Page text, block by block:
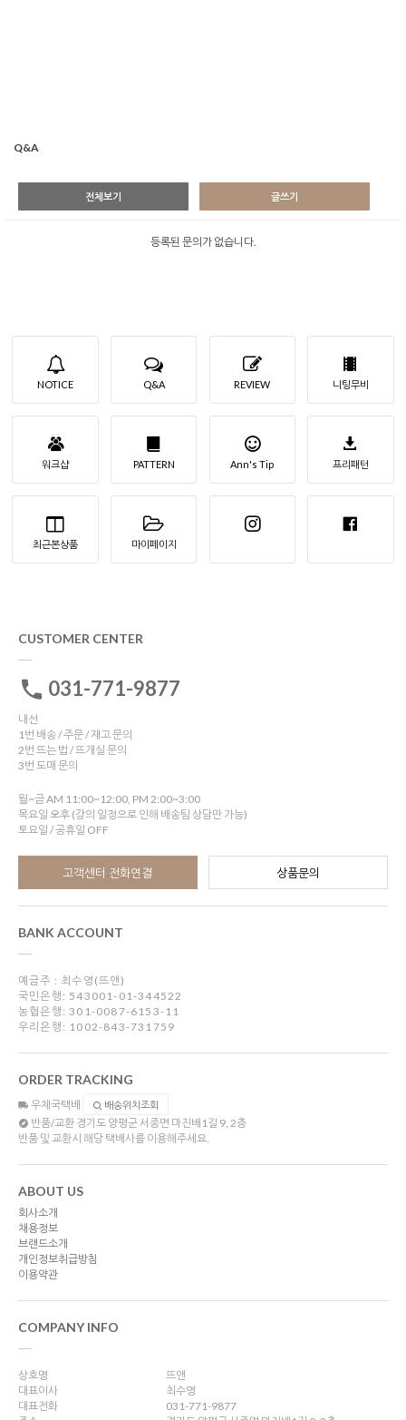
Q&A
전체보기 글쓰기
등록된 문의가 없습니다.
NOTICE Q&A REVIEW 니팅무비
워크샵 PATTERN Ann's Tip 프리패턴
최근본상품 마이페이지
CUSTOMER CENTER
031-771-9877
내선
1번 배송 / 주문 / 재고 문의
2번 뜨는 법 / 뜨개실 문의
3번 도매 문의
월~금 AM 11:00~12:00, PM 2:00~3:00
목요일 오후 (강의 일정으로 인해 배송팀 상담만 가능)
토요일 / 공휴일 OFF
고객센터 전화연결 상품문의
BANK ACCOUNT
예금주 : 최수영(뜨앤)
국민은행: 543001-01-344522
농협은행: 301-0087-6153-11
우리은행: 1002-843-731759
ORDER TRACKING
우체국택배 배송위치조회
반품/교환 경기도 양평군 서종면 마진배1길 9, 2층
반품 및 교환시 해당 택배사를 이용해주세요.
ABOUT US
회사소개
채용정보
브랜드소개
개인정보취급방침
이용약관
COMPANY INFO
상호명
뜨앤
대표이사
최수영
대표전화
031-771-9877